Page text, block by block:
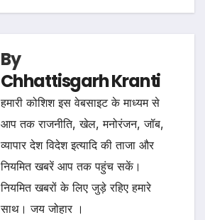
By
Chhattisgarh Kranti
हमारी कोशिश इस वेबसाइट के माध्यम से
आप तक राजनीति, खेल, मनोरंजन, जॉब,
व्यापार देश विदेश इत्यादि की ताजा और
नियमित खबरें आप तक पहुंच सकें।
नियमित खबरों के लिए जुड़े रहिए हमारे
साथ। जय जोहार ।